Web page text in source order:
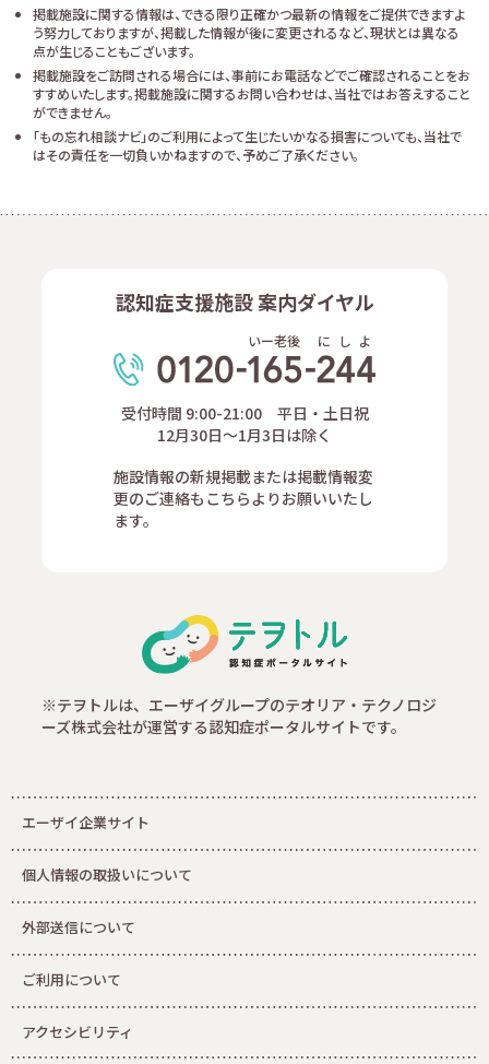
掲載施設に関する情報は、できる限り正確かつ最新の情報をご提供できますよ
う努力しておりますが、掲載した情報が後に変更されるなど、現状とは異なる
点が生じることもございます。
掲載施設をご訪問される場合には、事前にお電話などでご確認されることをお
すすめいたします。掲載施設に関するお問い合わせは、当社ではお答えすること
ができません。
「もの忘れ相談ナビ」のご利用によって生じたいかなる損害についても、当社で
はその責任を一切負いかねますので、予めご了承ください。
認知症支援施設 案内ダイヤル
いー老後 に し よ
受付時間 9:00-21:00 平日・土日祝
12月30日～1月3日は除く
施設情報の新規掲載または掲載情報変
更のご連絡もこちらよりお願いいたし
ます。
※テヲトルは、エーザイグループのテオリア・テクノロジ
ーズ株式会社が運営する認知症ポータルサイトです。
エーザイ企業サイト
個人情報の取扱いについて
外部送信について
ご利用について
アクセシビリティ